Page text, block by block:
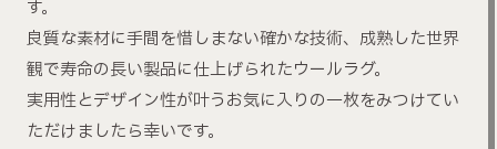
す。
良質な素材に手間を惜しまない確かな技術、成熟した世界
観で寿命の長い製品に仕上げられたウールラグ。
実用性とデザイン性が叶うお気に入りの一枚をみつけてい
ただけましたら幸いです。